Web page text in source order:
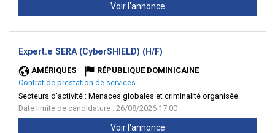
Voir l'annonce
Expert.e SERA (CyberSHIELD) (H/F)
AMÉRIQUES
RÉPUBLIQUE DOMINICAINE
Contrat de prestation de services
Secteurs d'activité : Menaces globales et criminalité organisée
Date limite de candidature : 26/08/2026 17:00
Voir l'annonce